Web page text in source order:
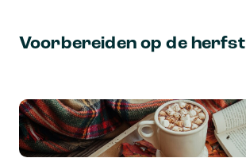
Voorbereiden op de herfst